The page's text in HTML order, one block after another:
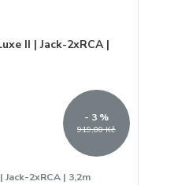
919,00 Kč
- 3 %
Jack-2xRCA | 3,2m